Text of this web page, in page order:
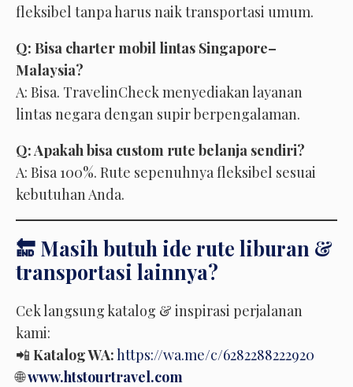
fleksibel tanpa harus naik transportasi umum.
Q: Bisa charter mobil lintas Singapore–
Malaysia?
A: Bisa. TravelinCheck menyediakan layanan
lintas negara dengan supir berpengalaman.
Q: Apakah bisa custom rute belanja sendiri?
A: Bisa 100%. Rute sepenuhnya fleksibel sesuai
kebutuhan Anda.
🔚 Masih butuh ide rute liburan &
transportasi lainnya?
Cek langsung katalog & inspirasi perjalanan
kami:
📲 Katalog WA:https://wa.me/c/6282288222920
🌐www.htstourtravel.com